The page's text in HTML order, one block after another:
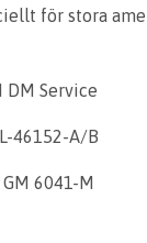
för stora
DM Service
46152-A/B
6041-M